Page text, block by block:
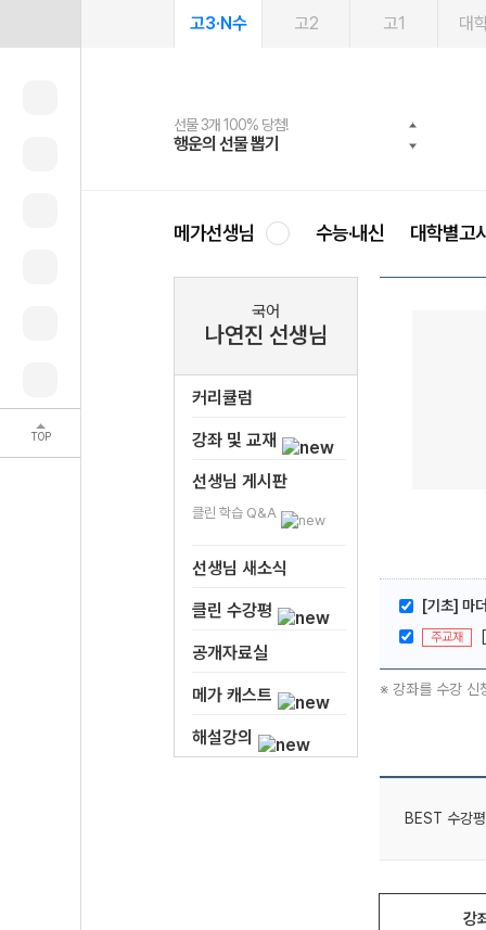
TOP
고3·N수 고2 고1 대
선물 3개 100% 당첨!
행운의 선물 뽑기
선물 100% 증정!
메가스터디 X 올리브
여름방학 스터디 캐시백
메가런 썸머스쿨
2027 러셀 단과
강사 공개선발
스마트러닝앱
설문 EVENT
메가패스
3일 무료 체험권
메가패스 수강생 무료혜택!
메가클럽 멤버십
사회공헌 캠페인
희망이룸 메가나눔
메가선생님 수능·내신 대학별고
국어
나연진 선생님
커리큘럼
강좌 및 교재
선생님 게시판
클린 학습 Q&A
선생님 새소식
클린 수강평
공개자료실
메가 캐스트
해설강의
[기초] 마
주교재
※ 강좌를 수강 신
BEST 수강평
강